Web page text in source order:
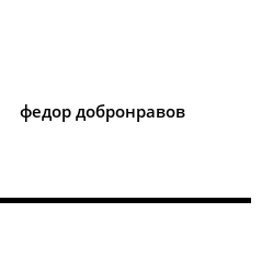
федор добронравов